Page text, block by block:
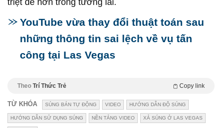
triệt để hơn trong tương lai.
YouTube vừa thay đổi thuật toán sau
những thông tin sai lệch về vụ tấn
công tại Las Vegas
Theo Trí Thức Trẻ Copy link
TỪ KHÓA SÚNG BÁN TỰ ĐỘNG VIDEO HƯỚNG DẪN ĐỘ SÚNG
HƯỚNG DẪN SỬ DỤNG SÚNG NỀN TẢNG VIDEO XẢ SÚNG Ở LAS VEGAS